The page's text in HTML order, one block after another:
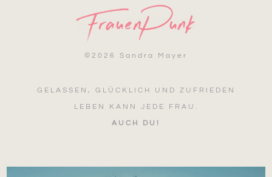
© 2026 Sandra Mayer
GELASSEN, GLÜCKLICH UND ZUFRIEDEN
LEBEN KANN JEDE FRAU.
AUCH DU!